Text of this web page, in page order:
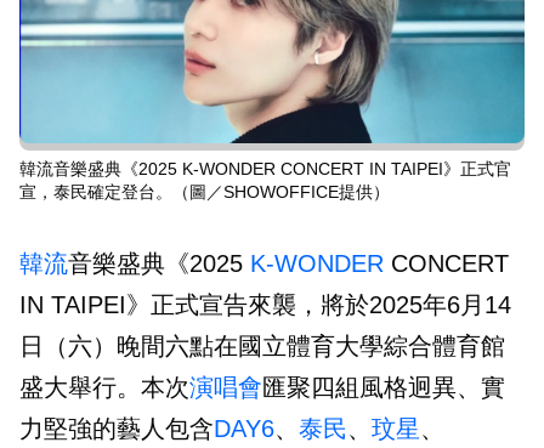
韓流音樂盛典《2025 K-WONDER CONCERT IN TAIPEI》正式官
宣，泰民確定登台。（圖／SHOWOFFICE提供）
韓流音樂盛典《2025 K-WONDER CONCERT
IN TAIPEI》正式宣告來襲，將於2025年6月14
日（六）晚間六點在國立體育大學綜合體育館
盛大舉行。本次演唱會匯聚四組風格迥異、實
力堅強的藝人包含DAY6、 泰民、 玟星、